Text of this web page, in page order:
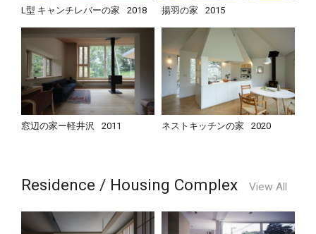
L型 キャンチレバーの家 2018 揚羽の家 2015
窓辺の家ー軽井沢 2011 ネストキッチンの家 2020
Residence / Housing Complex View All